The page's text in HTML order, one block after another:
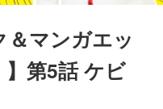
＆マンガエッ
第5話 ケビ